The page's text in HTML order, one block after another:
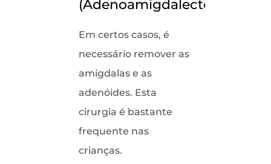
(Adenoamigdalectomia)
Em certos casos, é
necessário remover as
amígdalas e as
adenóides. Esta
cirurgia é bastante
frequente nas
crianças.